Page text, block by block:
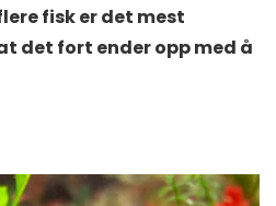
fisk er det mest
det fort ender opp med å